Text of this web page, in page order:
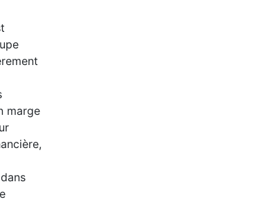
marge